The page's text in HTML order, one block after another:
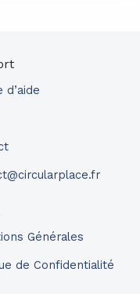
d’aide
Générales
de Confidentialité